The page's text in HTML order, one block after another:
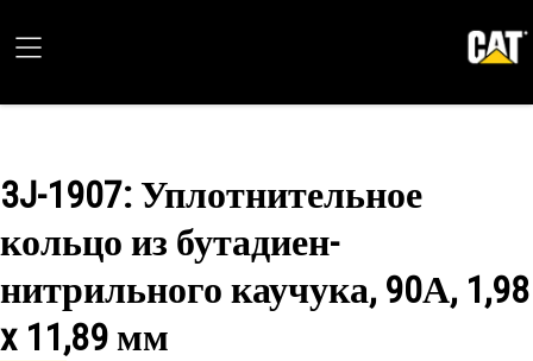
3J-1907: Уплотнительное
кольцо из бутадиен-
нитрильного каучука, 90А, 1,98
x 11,89 мм